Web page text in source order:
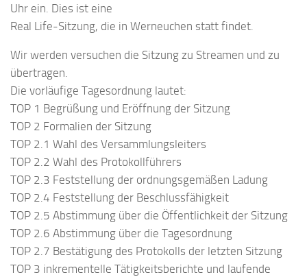
Uhr ein. Dies ist eine
Real Life-Sitzung, die in Werneuchen statt findet.
Wir werden versuchen die Sitzung zu Streamen und zu
übertragen.
Die vorläufige Tagesordnung lautet:
TOP 1 Begrüßung und Eröffnung der Sitzung
TOP 2 Formalien der Sitzung
TOP 2.1 Wahl des Versammlungsleiters
TOP 2.2 Wahl des Protokollführers
TOP 2.3 Feststellung der ordnungsgemäßen Ladung
TOP 2.4 Feststellung der Beschlussfähigkeit
TOP 2.5 Abstimmung über die Öffentlichkeit der Sitzung
TOP 2.6 Abstimmung über die Tagesordnung
TOP 2.7 Bestätigung des Protokolls der letzten Sitzung
TOP 3 inkrementelle Tätigkeitsberichte und laufende